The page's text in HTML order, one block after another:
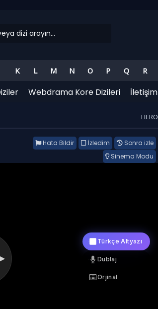
K L M N O P Q R
Webdrama Kore Dizileri İletişim
HERO
Sonra izle
İzledim
Hata Bildir
Sinema Modu